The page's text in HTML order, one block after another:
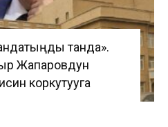
танда».
Жапаровдун
коркутууга